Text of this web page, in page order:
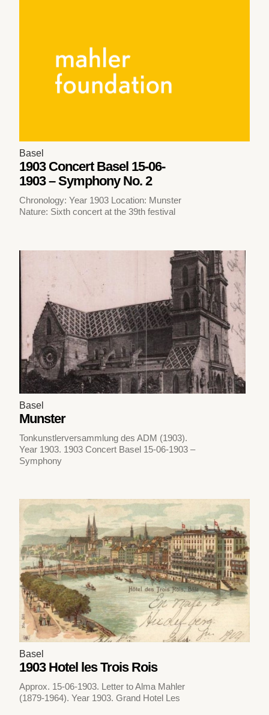
Basel
1903 Concert Basel 15-06-
1903 – Symphony No. 2
Chronology: Year 1903 Location: Munster
Nature: Sixth concert at the 39th festival
Basel
Munster
Tonkunstlerversammlung des ADM (1903).
Year 1903. 1903 Concert Basel 15-06-1903 –
Symphony
Basel
1903 Hotel les Trois Rois
Approx. 15-06-1903. Letter to Alma Mahler
(1879-1964). Year 1903. Grand Hotel Les